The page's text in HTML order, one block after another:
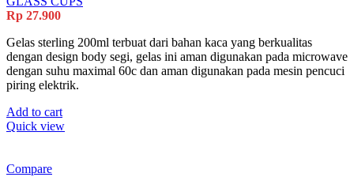
Rp 27.900
Gelas sterling 200ml terbuat dari bahan kaca yang berkualitas
dengan design body segi, gelas ini aman digunakan pada microwave
dengan suhu maximal 60c dan aman digunakan pada mesin pencuci
piring elektrik.
Add to cart
Quick view
Compare